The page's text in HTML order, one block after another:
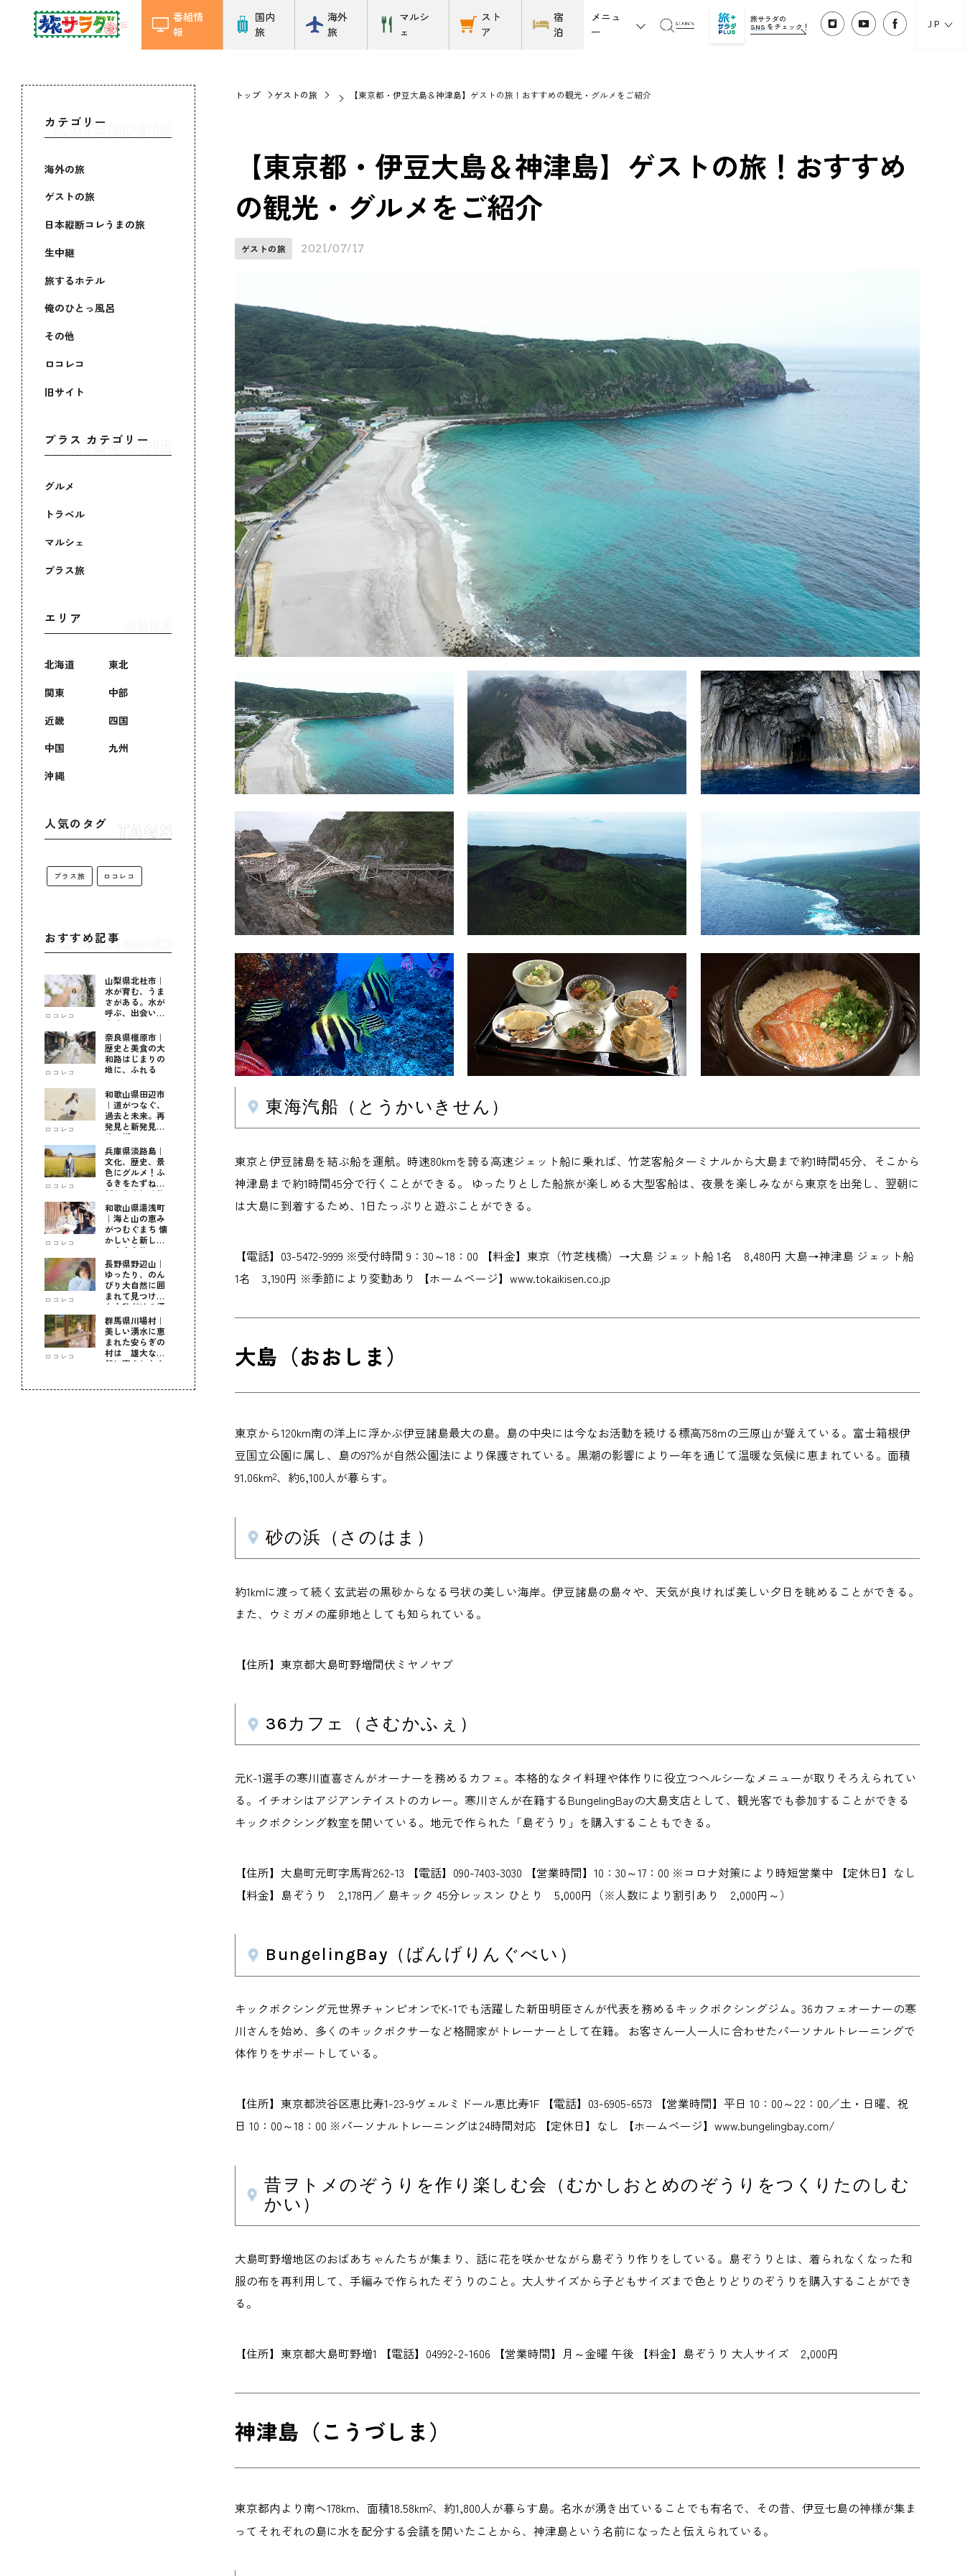
番組情
報
国内
旅
海外
旅
マルシ
ェ
スト
ア
宿
泊
メニュ
ー
旅サラダの
SNS をチェック！ JP
カテゴリー
海外の旅
ゲストの旅
日本縦断コレうまの旅
生中継
旅するホテル
俺のひとっ風呂
その他
ロコレコ
旧サイト
プラス カテゴリー
グルメ
トラベル
マルシェ
プラス旅
エリア
北海道
東北
関東
中部
近畿
四国
中国
九州
沖縄
人気のタグ
プラス旅 ロコレコ
おすすめ記事
ロコレコ
山梨県北杜市｜
水が育む、うま
さがある。水が
呼ぶ、出会いが
ある。
ロコレコ
奈良県橿原市｜
歴史と美食の大
和路はじまりの
地に、ふれる
ロコレコ
和歌山県田辺市
｜道がつなぐ、
過去と未来。再
発見と新発見の
待つ街へ
ロコレコ
兵庫県淡路島｜
文化、歴史、景
色にグルメ！ふ
るきをたずねて
新しきを知る旅
ロコレコ
和歌山県湯浅町
｜海と山の恵み
がつむぐまち 懐
かしいと新しい
に出会う旅
ロコレコ
長野県野辺山｜
ゆったり、のん
びり大自然に囲
まれて見つけ
た！私だけの優
しい自分時間
ロコレコ
群馬県川場村｜
美しい湧水に恵
まれた安らぎの
村は 雄大な自
然に育まれた心
トップ ゲストの旅 【東京都・伊豆大島＆神津島】ゲストの旅！おすすめの観光・グルメをご紹介
【東京都・伊豆大島＆神津島】ゲストの旅！おすすめ
の観光・グルメをご紹介
ゲストの旅 2021/07/17
東海汽船（とうかいきせん）
東京と伊豆諸島を結ぶ船を運航。時速80kmを誇る高速ジェット船に乗れば、竹芝客船ターミナルから大島まで約1時間45分、そこから
神津島まで約1時間45分で行くことができる。 ゆったりとした船旅が楽しめる大型客船は、夜景を楽しみながら東京を出発し、翌朝に
は大島に到着するため、1日たっぷりと遊ぶことができる。
【電話】03-5472-9999 ※受付時間 9：30～18：00 【料金】東京（竹芝桟橋）→大島 ジェット船 1名 8,480円 大島→神津島 ジェット船
1名 3,190円 ※季節により変動あり 【ホームページ】www.tokaikisen.co.jp
大島（おおしま）
東京から120km南の洋上に浮かぶ伊豆諸島最大の島。島の中央には今なお活動を続ける標高758mの三原山が聳えている。富士箱根伊
豆国立公園に属し、島の97％が自然公園法により保護されている。黒潮の影響により一年を通じて温暖な気候に恵まれている。面積
91.06km2、約6,100人が暮らす。
砂の浜（さのはま）
約1kmに渡って続く玄武岩の黒砂からなる弓状の美しい海岸。伊豆諸島の島々や、天気が良ければ美しい夕日を眺めることができる。
また、ウミガメの産卵地としても知られている。
【住所】東京都大島町野増間伏ミヤノヤブ
36カフェ（さむかふぇ）
元K-1選手の寒川直喜さんがオーナーを務めるカフェ。本格的なタイ料理や体作りに役立つヘルシーなメニューが取りそろえられてい
る。イチオシはアジアンテイストのカレー。寒川さんが在籍するBungelingBayの大島支店として、観光客でも参加することができる
キックボクシング教室を開いている。地元で作られた「島ぞうり」を購入することもできる。
【住所】大島町元町字馬背262-13 【電話】090-7403-3030 【営業時間】10：30～17：00 ※コロナ対策により時短営業中 【定休日】なし
【料金】島ぞうり 2,178円／ 島キック 45分レッスン ひとり 5,000円（※人数により割引あり 2,000円～）
BungelingBay（ばんげりんぐべい）
キックボクシング元世界チャンピオンでK-1でも活躍した新田明臣さんが代表を務めるキックボクシングジム。36カフェオーナーの寒
川さんを始め、多くのキックボクサーなど格闘家がトレーナーとして在籍。 お客さん一人一人に合わせたパーソナルトレーニングで
体作りをサポートしている。
【住所】東京都渋谷区恵比寿1-23-9ヴェルミドール恵比寿1F 【電話】03-6905-6573 【営業時間】平日 10：00～22：00／土・日曜、祝
日 10：00～18：00 ※パーソナルトレーニングは24時間対応 【定休日】なし 【ホームページ】www.bungelingbay.com/
昔ヲトメのぞうりを作り楽しむ会（むかしおとめのぞうりをつくりたのしむ
かい）
大島町野増地区のおばあちゃんたちが集まり、話に花を咲かせながら島ぞうり作りをしている。島ぞうりとは、着られなくなった和
服の布を再利用して、手編みで作られたぞうりのこと。大人サイズから子どもサイズまで色とりどりのぞうりを購入することができ
る。
【住所】東京都大島町野増1 【電話】04992-2-1606 【営業時間】月～金曜 午後 【料金】島ぞうり 大人サイズ 2,000円
神津島（こうづしま）
東京都内より南へ178km、面積18.58km2、約1,800人が暮らす島。名水が湧き出ていることでも有名で、その昔、伊豆七島の神様が集ま
ってそれぞれの島に水を配分する会議を開いたことから、神津島という名前になったと伝えられている。